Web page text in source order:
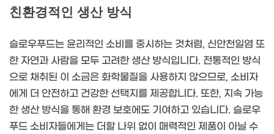
친환경적인 생산 방식
슬로우푸드는 윤리적인 소비를 중시하는 것처럼, 신안천일염 또
한 자연과 사람을 모두 고려한 생산 방식입니다. 전통적인 방식
으로 채취된 이 소금은 화학물질을 사용하지 않으므로, 소비자
에게 더 안전하고 건강한 선택지를 제공합니다. 또한, 지속 가능
한 생산 방식을 통해 환경 보호에도 기여하고 있습니다. 슬로우
푸드 소비자들에게는 더할 나위 없이 매력적인 제품이 아닐 수